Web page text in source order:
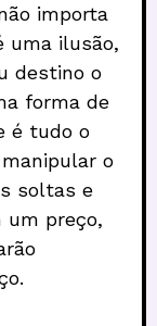
importa
uma ilusão,
destino o
forma de
é tudo o
o
soltas e
um preço,